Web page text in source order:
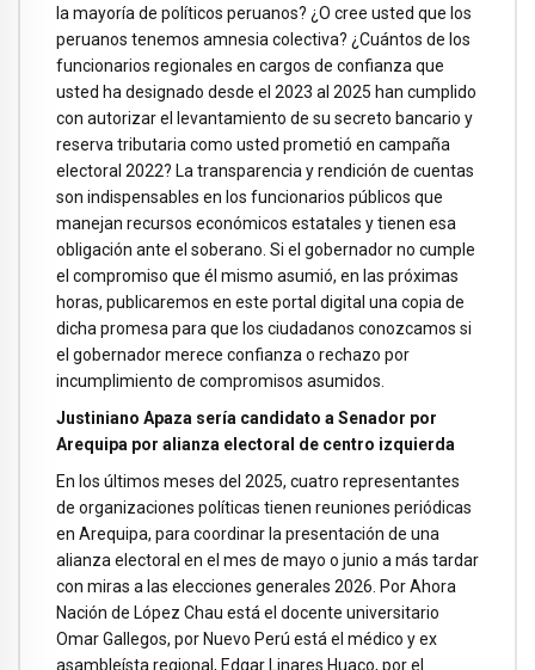
la mayoría de políticos peruanos? ¿O cree usted que los
peruanos tenemos amnesia colectiva? ¿Cuántos de los
funcionarios regionales en cargos de confianza que
usted ha designado desde el 2023 al 2025 han cumplido
con autorizar el levantamiento de su secreto bancario y
reserva tributaria como usted prometió en campaña
electoral 2022? La transparencia y rendición de cuentas
son indispensables en los funcionarios públicos que
manejan recursos económicos estatales y tienen esa
obligación ante el soberano. Si el gobernador no cumple
el compromiso que él mismo asumió, en las próximas
horas, publicaremos en este portal digital una copia de
dicha promesa para que los ciudadanos conozcamos si
el gobernador merece confianza o rechazo por
incumplimiento de compromisos asumidos.
Justiniano Apaza sería candidato a Senador por
Arequipa por alianza electoral de centro izquierda
En los últimos meses del 2025, cuatro representantes
de organizaciones políticas tienen reuniones periódicas
en Arequipa, para coordinar la presentación de una
alianza electoral en el mes de mayo o junio a más tardar
con miras a las elecciones generales 2026. Por Ahora
Nación de López Chau está el docente universitario
Omar Gallegos, por Nuevo Perú está el médico y ex
asambleísta regional, Edgar Linares Huaco, por el